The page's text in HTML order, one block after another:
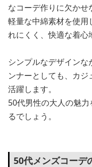
なコーデ作りに欠かせ
軽量な中綿素材を使
れにくく、快適な着心
シンプルなデザイン
ンナーとしても、カ
活躍します。
50代男性の大人の魅
るでしょう。
50代メンズコーデ